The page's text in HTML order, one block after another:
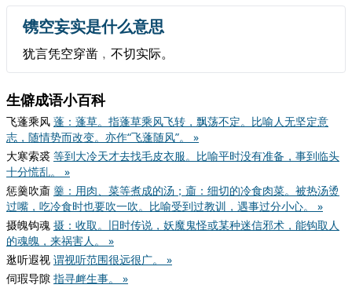
镌空妄实是什么意思
犹言凭空穿凿﹐不切实际。
生僻成语小百科
飞蓬乘风 蓬：蓬草。指蓬草乘风飞转，飘荡不定。比喻人无坚定意
志，随情势而改变。亦作“飞蓬随风”。 »
大寒索裘 等到大冷天才去找毛皮衣服。比喻平时没有准备，事到临头
十分慌乱。 »
惩羹吹齑 羹：用肉、菜等煮成的汤；齑：细切的冷食肉菜。被热汤烫
过嘴，吃冷食时也要吹一吹。比喻受到过教训，遇事过分小心。 »
摄魄钩魂 摄：收取。旧时传说，妖魔鬼怪或某种迷信邪术，能钩取人
的魂魄，来祸害人。 »
逖听遐视 谓视听范围很远很广。 »
伺瑕导隙 指寻衅生事。 »